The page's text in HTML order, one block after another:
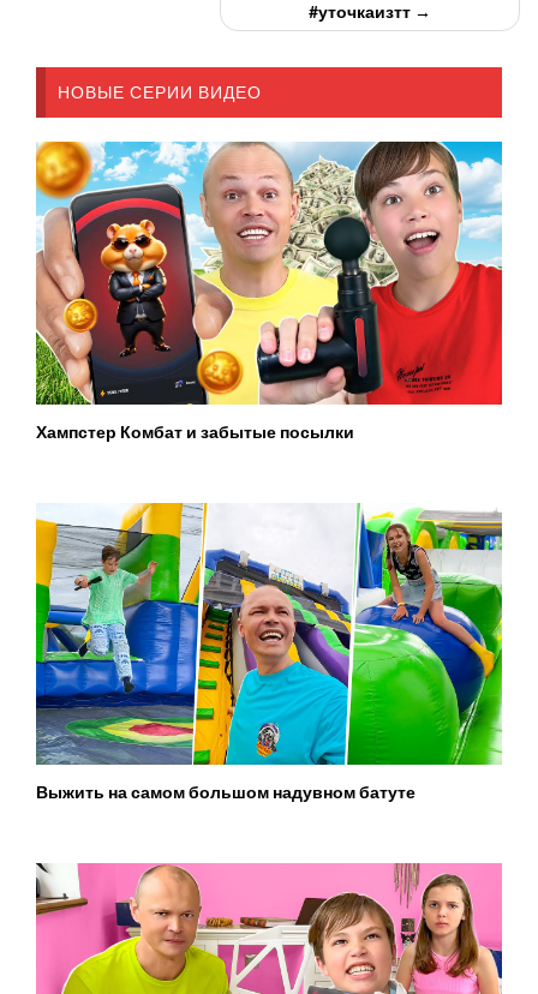
#уточкаизтт →
НОВЫЕ СЕРИИ ВИДЕО
Хампстер Комбат и забытые посылки
Выжить на самом большом надувном батуте